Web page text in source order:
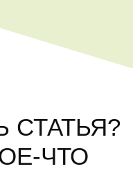
СТАТЬЯ?
ЧТО